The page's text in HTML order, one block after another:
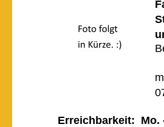
Erreichbarkeit: Mo.